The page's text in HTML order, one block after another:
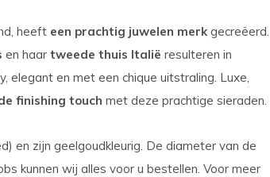
heeft een prachtig juwelen merkgecreëerd.
en haar tweede thuis Italië resulteren in
elegant en met een chique uitstraling. Luxe,
finishing touch met deze prachtige sieraden.
en zijn geelgoudkleurig. De diameter van de
kunnen wij alles voor u bestellen. Voor meer